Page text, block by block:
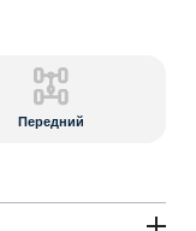
Передний